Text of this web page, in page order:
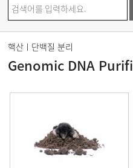
핵산ㅣ단백질 분리
Genomic DNA